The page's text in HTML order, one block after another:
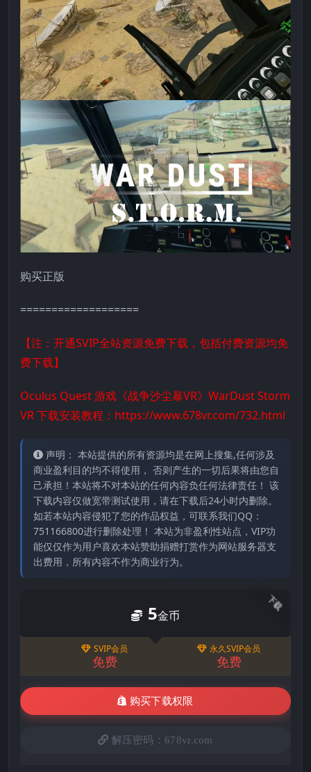
购买正版
===================
【注：开通SVIP全站资源免费下载，包括付费资源均免
费下载】
Oculus Quest 游戏《战争沙尘暴VR》WarDust Storm
VR 下载安装教程：https://www.678vr.com/732.html
声明： 本站提供的所有资源均是在网上搜集,任何涉及
商业盈利目的均不得使用， 否则产生的一切后果将由您自
己承担！本站将不对本站的任何内容负任何法律责任！ 该
下载内容仅做宽带测试使用，请在下载后24小时内删除。
如若本站内容侵犯了您的作品权益，可联系我们QQ：
751166800进行删除处理！ 本站为非盈利性站点，VIP功
能仅仅作为用户喜欢本站赞助捐赠打赏作为网站服务器支
出费用，所有内容不作为商业行为。
下载
5金币
SVIP会员
免费
永久SVIP会员
免费
购买下载权限
解压密码：678vr.com